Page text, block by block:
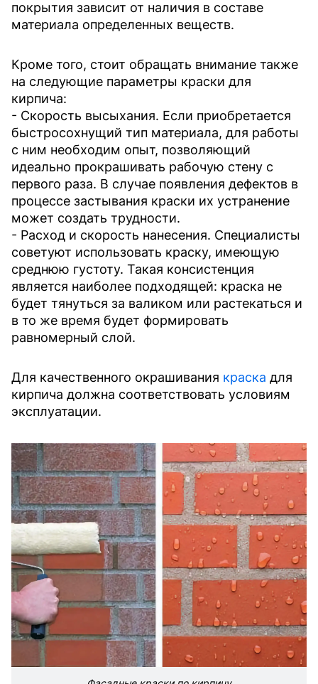
покрытия зависит от наличия в составе
материала определенных веществ.
Кроме того, стоит обращать внимание также
на следующие параметры краски для
кирпича:
- Скорость высыхания. Если приобретается
быстросохнущий тип материала, для работы
с ним необходим опыт, позволяющий
идеально прокрашивать рабочую стену с
первого раза. В случае появления дефектов в
процессе застывания краски их устранение
может создать трудности.
- Расход и скорость нанесения. Специалисты
советуют использовать краску, имеющую
среднюю густоту. Такая консистенция
является наиболее подходящей: краска не
будет тянуться за валиком или растекаться и
в то же время будет формировать
равномерный слой.
Для качественного окрашивания краска для
кирпича должна соответствовать условиям
эксплуатации.